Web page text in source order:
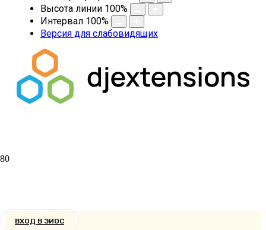
Высота линии 100%
Интервал 100%
Версия для слабовидящих
ВХОД В ЭИОС